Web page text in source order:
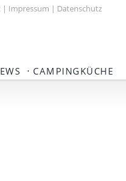
| Impressum | Datenschutz
CAMPINGKÜCHE
·